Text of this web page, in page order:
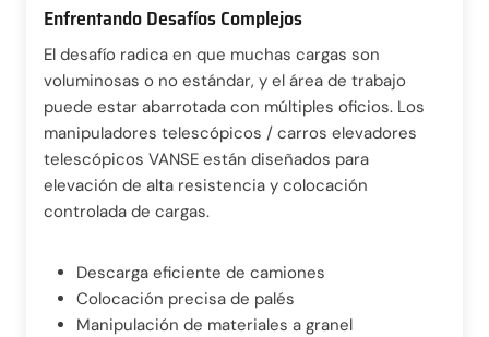
Enfrentando Desafíos Complejos
El desafío radica en que muchas cargas son
voluminosas o no estándar, y el área de trabajo
puede estar abarrotada con múltiples oficios. Los
manipuladores telescópicos / carros elevadores
telescópicos VANSE están diseñados para
elevación de alta resistencia y colocación
controlada de cargas.
Descarga eficiente de camiones
Colocación precisa de palés
Manipulación de materiales a granel